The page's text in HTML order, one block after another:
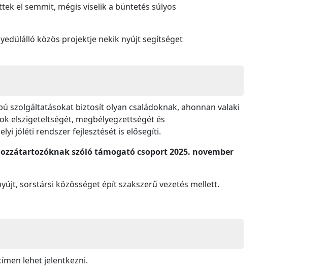
el semmit, mégis viselik a büntetés súlyos
közös projektje nekik nyújt segítséget
szolgáltatásokat biztosít olyan családoknak, ahonnan valaki
elszigeteltségét, megbélyegzettségét és
jóléti rendszer fejlesztését is elősegíti.
szóló támogató csoport 2025. november
sorstársi közösséget épít szakszerű vezetés mellett.
lehet jelentkezni.